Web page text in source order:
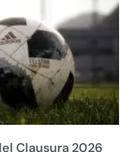
Clausura 2026